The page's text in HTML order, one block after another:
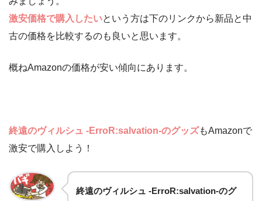
激安価格で購入したいという方は下のリンクから新品と中
古の価格を比較するのも良いと思います。
概ねAmazonの価格が安い傾向にあります。
終遠のヴィルシュ -ErroR:salvation-のグッズもAmazonで
激安で購入しよう！
終遠のヴィルシュ -ErroR:salvation-のグ